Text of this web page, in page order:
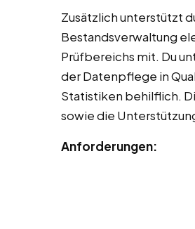
Zusätzlich unterstützt
Bestandsverwaltung
Prüfbereichs mit. Du
der Datenpflege in
Statistiken behilflich.
sowie die
Anforderungen: